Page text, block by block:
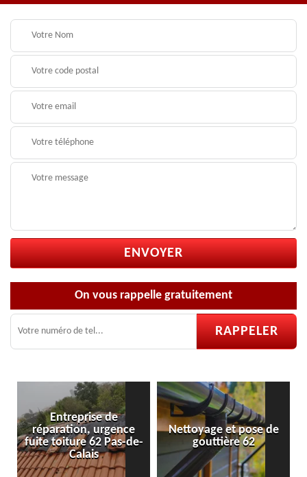
On vous rappelle gratuitement
Entreprise de
réparation, urgence
toiture 62 Pas-de-
Calais
Nettoyage et pose de
gouttière 62